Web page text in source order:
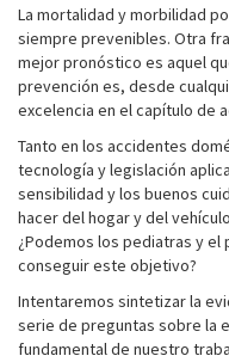
La mortalidad y morbilidad
siempre prevenibles. Otra
mejor pronóstico es aquel
prevención es, desde
excelencia en el capítulo de
Tanto en los accidentes
tecnología y legislación
sensibilidad y los buenos
hacer del hogar y del
¿Podemos los pediatras y
conseguir este objetivo?
Intentaremos sintetizar la
serie de preguntas sobre la
fundamental de nuestro